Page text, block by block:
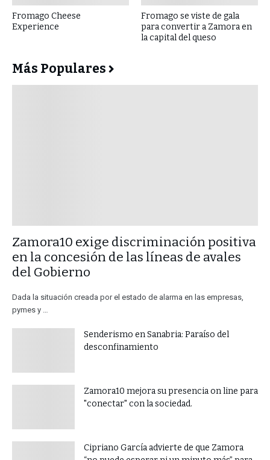
Fromago Cheese
Experience
Fromago se viste de gala
para convertir a Zamora en
la capital del queso
Más Populares
​Zamora10 exige discriminación positiva
en la concesión de las líneas de avales
del Gobierno
Dada la situación creada por el estado de alarma en las empresas,
pymes y …
Senderismo en Sanabria: Paraíso del
desconfinamiento
Zamora10 mejora su presencia on line para
"conectar" con la sociedad.
​Cipriano García advierte de que Zamora